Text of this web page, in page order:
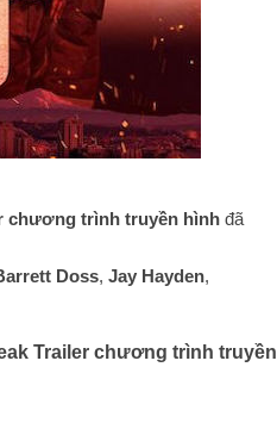
chương trình truyền hình đã
Doss, Jay Hayden,
Trailer chương trình truyền